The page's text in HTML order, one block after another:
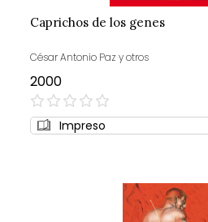
Caprichos de los genes
César Antonio Paz y otros
2000
0%
Impreso